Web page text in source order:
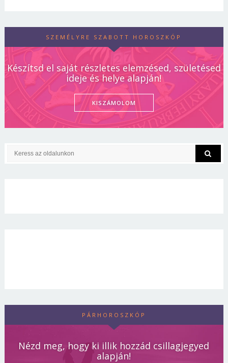
SZEMÉLYRE SZABOTT HOROSZKÓP
Készítsd el saját részletes elemzésed, születésed
ideje és helye alapján!
KISZÁMOLOM
PÁRHOROSZKÓP
Nézd meg, hogy ki illik hozzád csillagjegyed
alapján!